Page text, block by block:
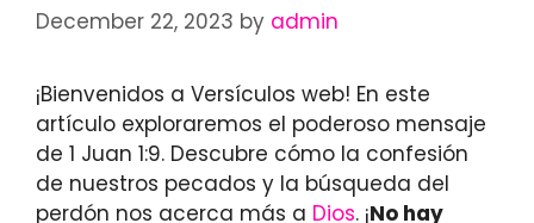
December 22, 2023 by admin
¡Bienvenidos a Versículos web! En este
artículo exploraremos el poderoso mensaje
de 1 Juan 1:9. Descubre cómo la confesión
de nuestros pecados y la búsqueda del
perdón nos acerca más a Dios. ¡No hay